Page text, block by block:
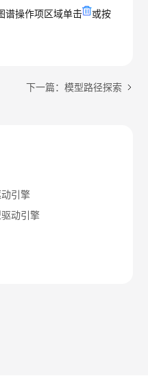
谱操作项区域单击
或按
下一篇：模型路径探索
引擎
动引擎